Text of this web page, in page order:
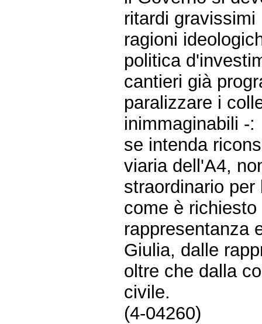
ritardi
ragioni
politica
cantieri già
paralizzare i
inimmaginabili -:
se intenda
viaria dell'A4,
straordinario
come è
rappresentanza
Giulia, dalle
oltre che dalla
civile.
(4-04260)